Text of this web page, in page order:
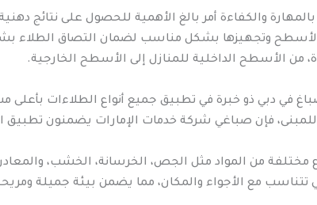
والكفاءة أمر بالغ الأهمية للحصول على نتائج
وتجهيزها بشكل مناسب لضمان التصاق الطلاء
من الأسطح الداخلية للمنازل إلى الأسطح الخارجية.
في دبي ذو خبرة في تطبيق جميع أنواع الطلاءات بأعلى
للمبنى، فإن صباغي شركة خدمات الإمارات يضمنون
من المواد مثل الجص، الخرسانة، الخشب،
تتناسب مع الأجواء والمكان، مما يضمن بيئة جميلة